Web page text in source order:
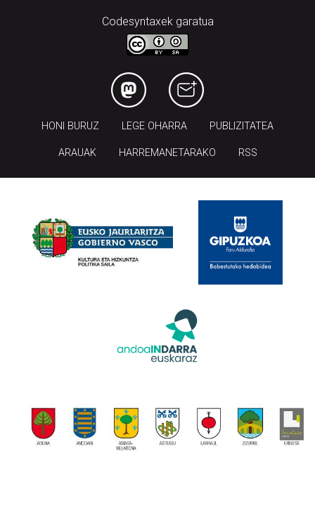
Codesyntaxek garatua
HONI BURUZ LEGE OHARRA PUBLIZITATEA
ARAUAK HARREMANETARAKO RSS